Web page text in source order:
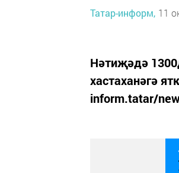
Татар-информ, 11
Нәтиҗәдә
хастаханәгә
inform.tatar/